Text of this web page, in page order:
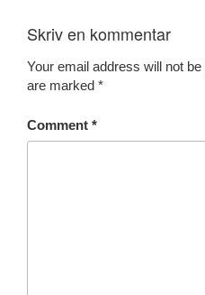
Skriv en kommentar
Your email address will not be
are marked *
Comment *